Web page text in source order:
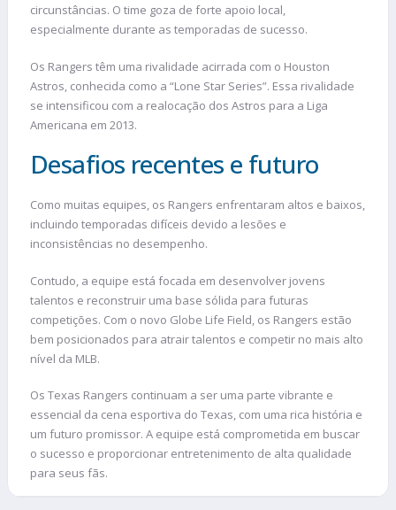
circunstâncias. O time goza de forte apoio local,
especialmente durante as temporadas de sucesso.
Os Rangers têm uma rivalidade acirrada com o Houston
Astros, conhecida como a “Lone Star Series”. Essa rivalidade
se intensificou com a realocação dos Astros para a Liga
Americana em 2013.
Desafios recentes e futuro
Como muitas equipes, os Rangers enfrentaram altos e baixos,
incluindo temporadas difíceis devido a lesões e
inconsistências no desempenho.
Contudo, a equipe está focada em desenvolver jovens
talentos e reconstruir uma base sólida para futuras
competições. Com o novo Globe Life Field, os Rangers estão
bem posicionados para atrair talentos e competir no mais alto
nível da MLB.
Os Texas Rangers continuam a ser uma parte vibrante e
essencial da cena esportiva do Texas, com uma rica história e
um futuro promissor. A equipe está comprometida em buscar
o sucesso e proporcionar entretenimento de alta qualidade
para seus fãs.